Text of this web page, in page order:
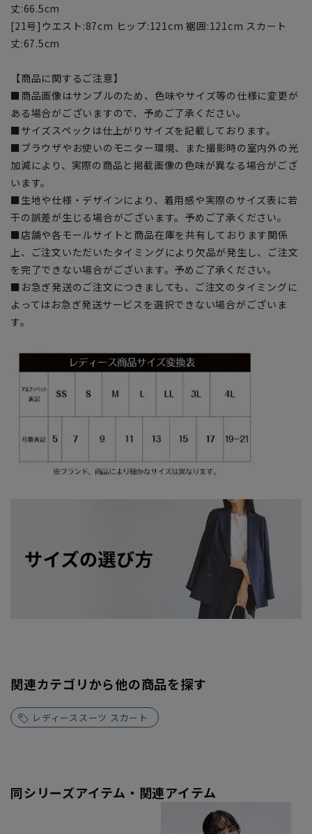
丈:66.5cm
[21号]ウエスト:87cm ヒップ:121cm 裾囲:121cm スカート
丈:67.5cm
【商品に関するご注意】
■商品画像はサンプルのため、色味やサイズ等の仕様に変更が
ある場合がございますので、予めご了承ください。
■サイズスペックは仕上がりサイズを記載しております。
■ブラウザやお使いのモニター環境、また撮影時の室内外の光
加減により、実際の商品と掲載画像の色味が異なる場合がござ
います。
■生地や仕様・デザインにより、着用感や実際のサイズ表に若
干の誤差が生じる場合がございます。予めご了承ください。
■店舗や各モールサイトと商品在庫を共有しております関係
上、ご注文いただいたタイミングにより欠品が発生し、ご注文
を完了できない場合がございます。予めご了承ください。
■お急ぎ発送のご注文につきましても、ご注文のタイミングに
よってはお急ぎ発送サービスを選択できない場合がございま
す。
関連カテゴリから他の商品を探す
レディーススーツ スカート
同シリーズアイテム・関連アイテム